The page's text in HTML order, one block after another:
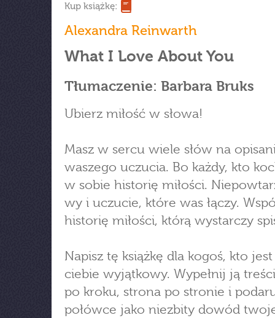
Kup książkę:
Alexandra Reinwarth
What I Love About You
Tłumaczenie: Barbara Bruks
Ubierz miłość w słowa!
Masz w sercu wiele słów na
waszego uczucia. Bo każdy, kto
w sobie historię miłości.
wy i uczucie, które was łączy.
historię miłości, którą wystarczy
Napisz tę książkę dla kogoś, kto
ciebie wyjątkowy. Wypełnij ją
po kroku, strona po stronie i
połówce jako niezbity dowód